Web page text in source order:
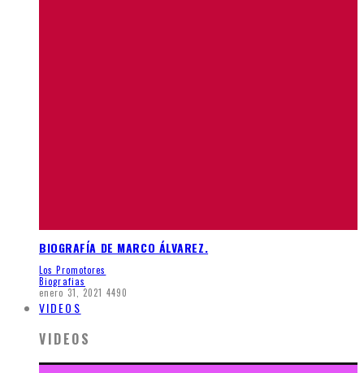
BIOGRAFÍA DE MARCO ÁLVAREZ.
Los Promotores
Biografias
enero 31, 2021 4490
VIDEOS
VIDEOS